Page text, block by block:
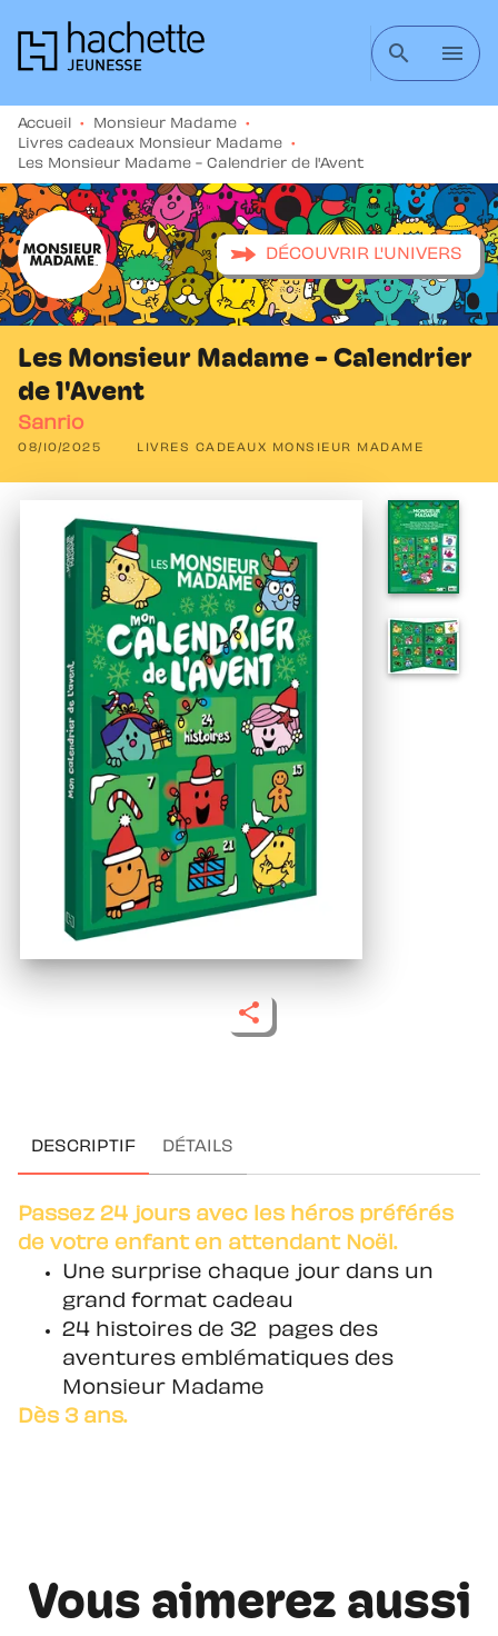
MENU RECHERCHE CONTENU
search menu
Accueil • Monsieur Madame
•
Livres cadeaux Monsieur Madame
•
Les Monsieur Madame - Calendrier de l'Avent
DÉCOUVRIR L'UNIVERS
Les Monsieur Madame - Calendrier
de l'Avent
Sanrio
08/10/2025 LIVRES CADEAUX MONSIEUR MADAME
DESCRIPTIF DÉTAILS
Passez 24 jours avec les héros préférés
de votre enfant en attendant Noël.
Une surprise chaque jour dans un
grand format cadeau
24 histoires de 32 pages des
aventures emblématiques des
Monsieur Madame
Dès 3 ans.
Vous aimerez aussi